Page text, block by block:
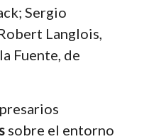
Sergio
Langlois,
Fuente, de
sobre el entorno